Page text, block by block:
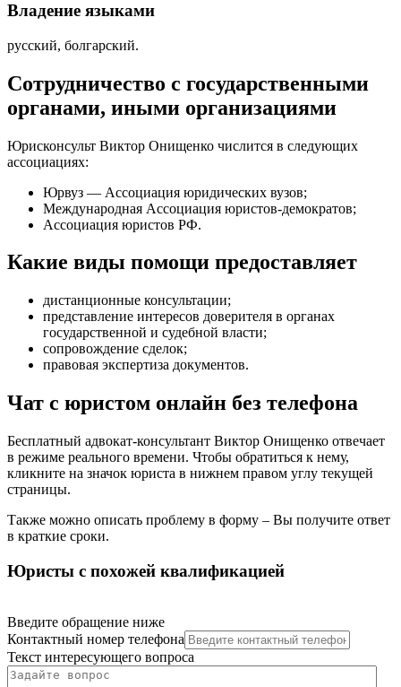
Владение языками
русский, болгарский.
Сотрудничество с государственными
органами, иными организациями
Юрисконсульт Виктор Онищенко числится в следующих
ассоциациях:
Юрвуз — Ассоциация юридических вузов;
Международная Ассоциация юристов-демократов;
Ассоциация юристов РФ.
Какие виды помощи предоставляет
дистанционные консультации;
представление интересов доверителя в органах
государственной и судебной власти;
сопровождение сделок;
правовая экспертиза документов.
Чат с юристом онлайн без телефона
Бесплатный адвокат-консультант Виктор Онищенко отвечает
в режиме реального времени. Чтобы обратиться к нему,
кликните на значок юриста в нижнем правом углу текущей
страницы.
Также можно описать проблему в форму – Вы получите ответ
в краткие сроки.
Юристы с похожей квалификацией
Введите обращение ниже
Контактный номер телефона
Текст интересующего вопроса